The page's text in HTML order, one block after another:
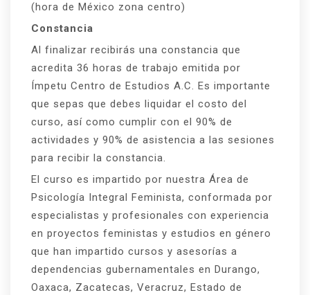
(hora de México zona centro)
Constancia
Al finalizar recibirás una constancia que
acredita 36 horas de trabajo emitida por
Ímpetu Centro de Estudios A.C. Es importante
que sepas que debes liquidar el costo del
curso, así como cumplir con el 90% de
actividades y 90% de asistencia a las sesiones
para recibir la constancia.
El curso es impartido por nuestra Área de
Psicología Integral Feminista, conformada por
especialistas y profesionales con experiencia
en proyectos feministas y estudios en género
que han impartido cursos y asesorías a
dependencias gubernamentales en Durango,
Oaxaca, Zacatecas, Veracruz, Estado de